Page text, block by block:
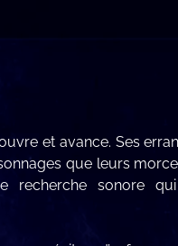
et avance. Ses
que leurs
recherche sonore